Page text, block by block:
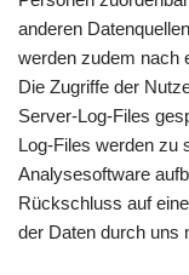
anderen
werden zudem nach
Die Zugriffe der
Server-Log-Files
Log-Files werden zu
Analysesoftware
Rückschluss auf
der Daten durch uns